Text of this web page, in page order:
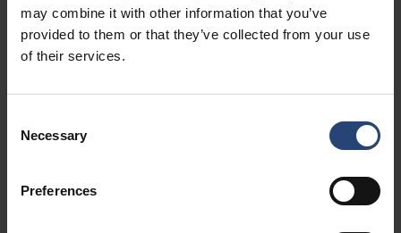
may combine it with other information that you’ve
provided to them or that they’ve collected from your use
of their services.
Selection
Necessary
Preferences
náklady na leteckou přepravu až o 16 %.
Podívejte se, jak ušetřit na dopravě
Pohodlí paletových nástavců
rozměrům a značné pevnosti funguje EdgePak Collar
podobně jako dřevěné paletové ohrádky, což usnadňuje